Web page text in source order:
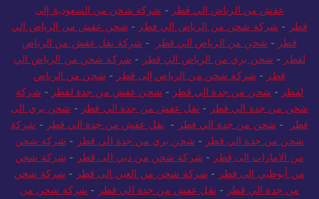
عفش من الرياض الي قطر - شركة شحن من السعودية إلى
قطر - شركة شحن من الرياض الي قطر - شحن عفش من الرياض الي
قطر - شحن من الرياض الي قطر - شركة نقل عفش من الرياض
لقطر - شحن بري من الرياض الي قطر - شركة شحن من الرياض الي
قطر - شركة شحن من الرياض إلى قطر - شحن من الرياض
لقطر - شحن من جدة الي قطر - شحن عفش من جدة لقطر - شركة
شحن من جدة الي قطر - نقل عفش من جدة الي قطر - شحن بري الى
قطر
- شحن من جدة الي قطر - نقل عفش من جدة الي قطر - شركة
شحن من جدة الي قطر - شحن بري من جدة الي قطر - شركة شحن
من الامارات الى قطر - شركة شحن من دبي الى قطر - شركة شحن
من أبوظبي الى قطر - شركة شحن من العين الى قطر - شركة شحن
من جدة الي قطر - نقل عفش من جدة الي قطر - شركة شحن من